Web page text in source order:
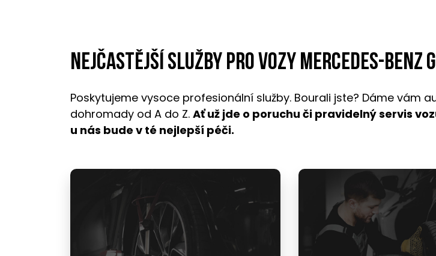
Nejčastější služby pro vozy Mercedes-Benz G
Poskytujeme vysoce profesionální služby. Bourali jste? Dáme vám
dohromady od A do Z. Ať už jde o poruchu či pravidelný servis
u nás bude v té nejlepší péči.